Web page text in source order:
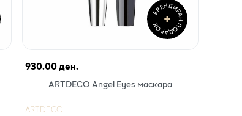
+
БРЕНДИРАН ПОДАРОК
930.00 ден.
ARTDECO Angel Eyes маскара
ARTDECO